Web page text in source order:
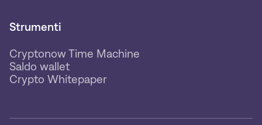
Strumenti
Cryptonow Time Machine
Saldo wallet
Crypto Whitepaper